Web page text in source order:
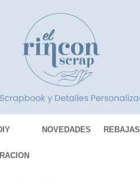
NOVEDADES REBAJAS